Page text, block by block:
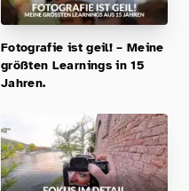
Fotografie ist geil! – Meine
größten Learnings in 15
Jahren.